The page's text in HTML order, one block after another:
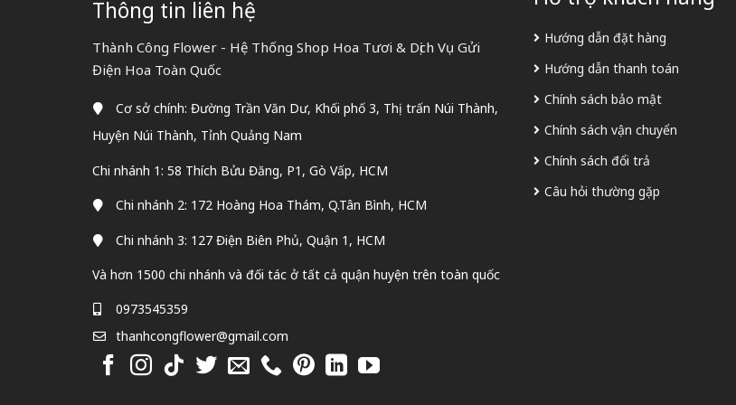
Thông tin liên hệ
Thành Công Flower - Hệ Thống Shop Hoa Tươi & Dịch Vụ Gửi
Điện Hoa Toàn Quốc
Cơ sở chính: Đường Trần Văn Dư, Khối phố 3, Thị trấn Núi Thành,
Huyện Núi Thành, Tỉnh Quảng Nam
Chi nhánh 1: 58 Thích Bửu Đăng, P1, Gò Vấp, HCM
Chi nhánh 2: 172 Hoàng Hoa Thám, Q.Tân Bình, HCM
Chi nhánh 3: 127 Điện Biên Phủ, Quận 1, HCM
Và hơn 1500 chi nhánh và đối tác ở tất cả quận huyện trên toàn quốc
0973545359
thanhcongflower@gmail.com
Hướng dẫn đặt hàng
Hướng dẫn thanh toán
Chính sách bảo mật
Chính sách vận chuyển
Chính sách đổi trả
Câu hỏi thường gặp